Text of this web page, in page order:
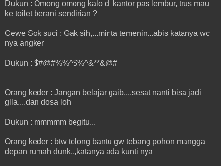
Dukun : Omong omong kalo di kantor pas lembur, trus mau
ke toilet berani sendirian ?
Cewe Sok suci : Gak sih,...minta temenin...abis katanya wc
nya angker
Dukun : $#@#%%^$%^&**&@#
Orang keder : Jangan belajar gaib,...sesat nanti bisa jadi
gila....dan dosa loh !
Dukun : mmmmm begitu...
Orang keder : btw tolong bantu gw tebang pohon mangga
depan rumah dunk,,,katanya ada kunti nya